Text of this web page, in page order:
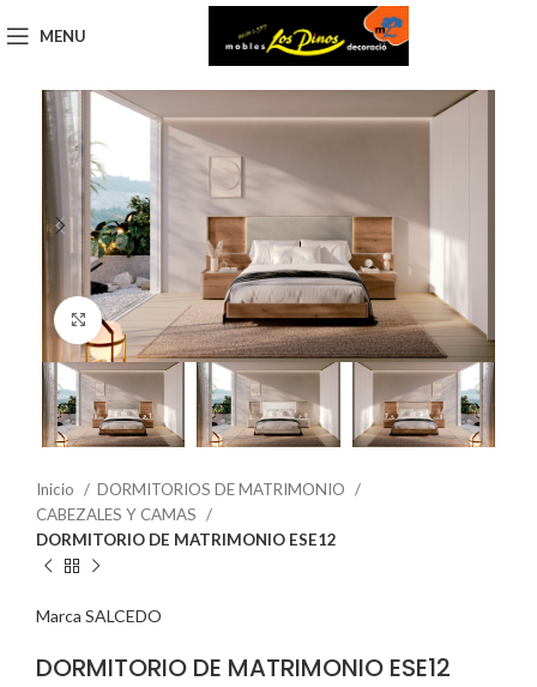
MENU
Click to enlarge
Inicio
DORMITORIOS DE MATRIMONIO
CABEZALES Y CAMAS
DORMITORIO DE MATRIMONIO ESE12
Marca SALCEDO
DORMITORIO DE MATRIMONIO ESE12